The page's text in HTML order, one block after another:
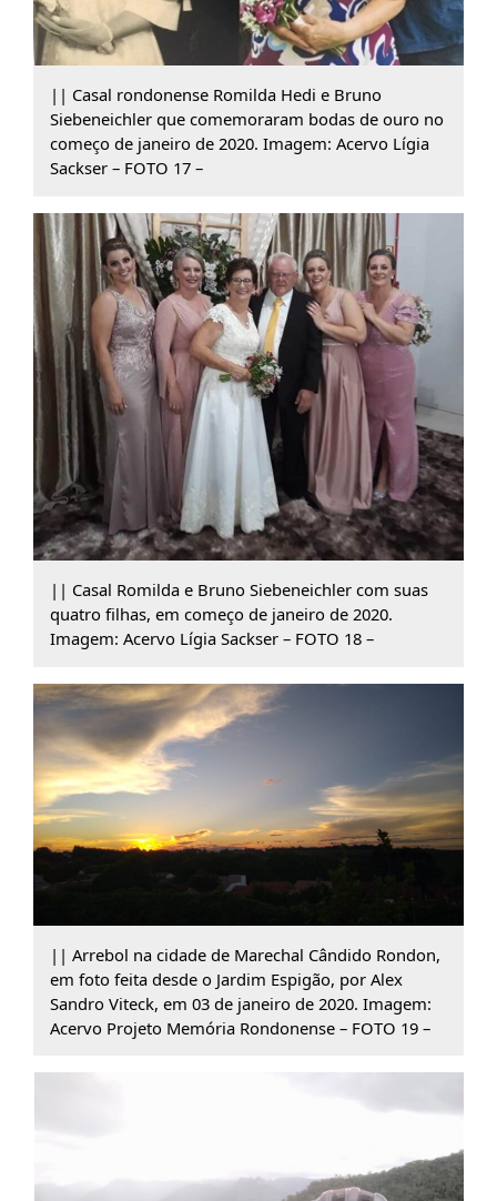
|| Casal rondonense Romilda Hedi e Bruno
Siebeneichler que comemoraram bodas de ouro no
começo de janeiro de 2020. Imagem: Acervo Lígia
Sackser – FOTO 17 –
|| Casal Romilda e Bruno Siebeneichler com suas
quatro filhas, em começo de janeiro de 2020.
Imagem: Acervo Lígia Sackser – FOTO 18 –
|| Arrebol na cidade de Marechal Cândido Rondon,
em foto feita desde o Jardim Espigão, por Alex
Sandro Viteck, em 03 de janeiro de 2020. Imagem:
Acervo Projeto Memória Rondonense – FOTO 19 –